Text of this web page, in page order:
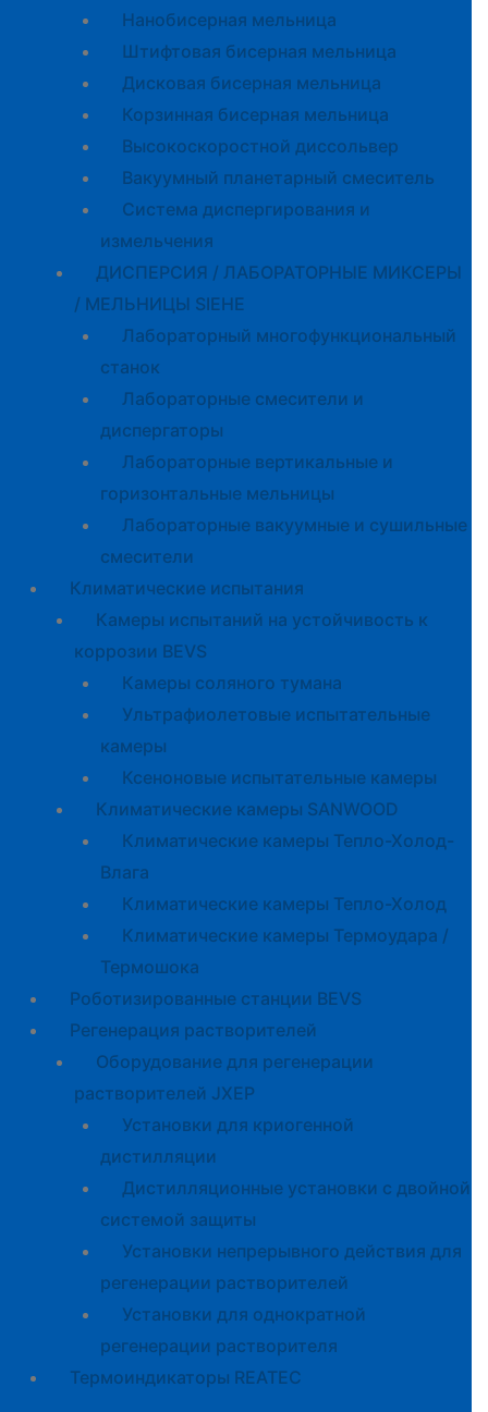
Нанобисерная мельница
Штифтовая бисерная мельница
Дисковая бисерная мельница
Корзинная бисерная мельница
Высокоскоростной диссольвер
Вакуумный планетарный смеситель
Система диспергирования и
измельчения
ДИСПЕРСИЯ / ЛАБОРАТОРНЫЕ МИКСЕРЫ
/ МЕЛЬНИЦЫ SIEHE
Лабораторный многофункциональный
станок
Лабораторные смесители и
диспергаторы
Лабораторные вертикальные и
горизонтальные мельницы
Лабораторные вакуумные и сушильные
смесители
Климатические испытания
Камеры испытаний на устойчивость к
коррозии BEVS
Камеры соляного тумана
Ультрафиолетовые испытательные
камеры
Ксеноновые испытательные камеры
Климатические камеры SANWOOD
Климатические камеры Тепло-Холод-
Влага
Климатические камеры Тепло-Холод
Климатические камеры Термоудара /
Термошока
Роботизированные станции BEVS
Регенерация растворителей
Оборудование для регенерации
растворителей JXEP
Установки для криогенной
дистилляции
Дистилляционные установки с двойной
системой защиты
Установки непрерывного действия для
регенерации растворителей
Установки для однократной
регенерации растворителя
Термоиндикаторы REATEC